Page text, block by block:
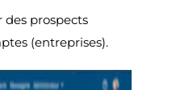
des prospects
(entreprises).